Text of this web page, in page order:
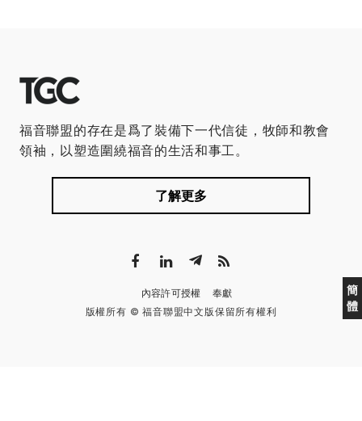
簡
體
福音聯盟的存在是爲了裝備下一代信徒，牧師和教會
領袖，以塑造圍繞福音的生活和事工。
了解更多
內容許可授權
奉獻
版權所有 © 福音聯盟中文版保留所有權利